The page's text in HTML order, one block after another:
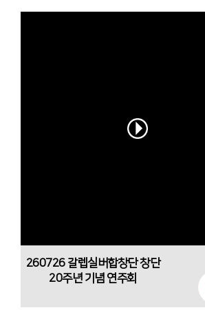
260726 갈렙실버합창단 창단
20주년 기념 연주회